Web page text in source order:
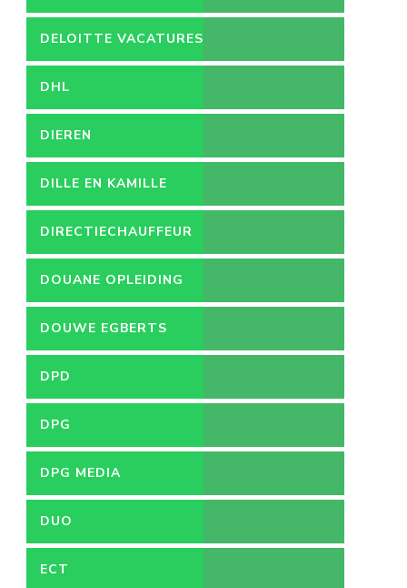
DELOITTE VACATURES
DHL
DIEREN
DILLE EN KAMILLE
DIRECTIECHAUFFEUR
DOUANE OPLEIDING
DOUWE EGBERTS
DPD
DPG
DPG MEDIA
DUO
ECT